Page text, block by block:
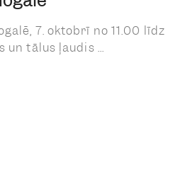
7. oktobrī no 11.00 līdz
un tālus ļaudis ...